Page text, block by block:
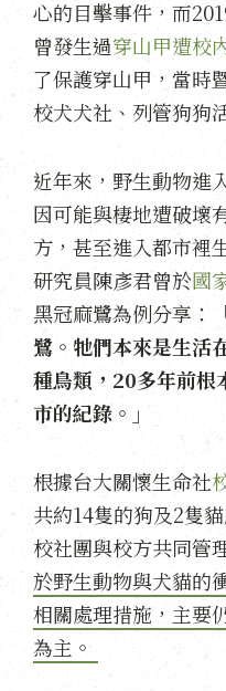
心的目擊事件，而
曾發生過穿山甲遭校
了保護穿山甲，當時
校犬犬社、列管狗狗
近年來，野生動物進
因可能與棲地遭破壞
方，甚至進入都市裡
研究員陳彥君曾於國
黑冠麻鷺為例分享：
鷺。牠們本來是生活
種鳥類，20多年前根
市的紀錄。」
根據台大關懷生命社
共約14隻的狗及2隻
校社團與校方共同管
於野生動物與犬貓的
相關處理措施，主要
為主。